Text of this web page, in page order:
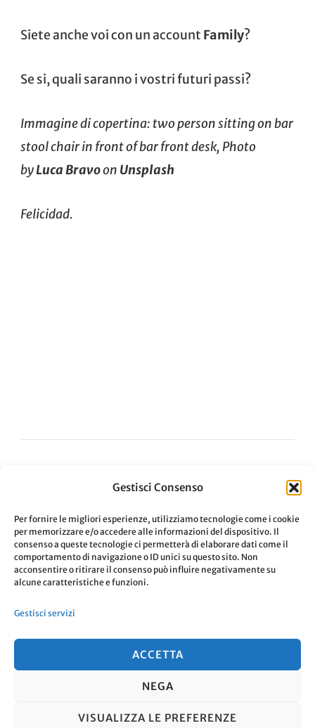
Gestisci Consenso
Per fornire le migliori esperienze, utilizziamo tecnologie come i cookie
per memorizzare e/o accedere alle informazioni del dispositivo. Il
consenso a queste tecnologie ci permetterà di elaborare dati come il
comportamento di navigazione o ID unici su questo sito. Non
acconsentire o ritirare il consenso può influire negativamente su
alcune caratteristiche e funzioni.
Gestisci servizi
ACCETTA
NEGA
VISUALIZZA LE PREFERENZE
Siete anche voi con un account Family?
Se si, quali saranno i vostri futuri passi?
Immagine di copertina: two person sitting on bar
stool chair in front of bar front desk, Photo
byLuca Bravoon Unsplash
Felicidad.
Navigazione
articoli
ARTICOLO PRECEDENTE
Privacy: le 5 app per un uso
quotidiano
ARTICOLO SUCCESSIVO
riservati.Travel Nomad | Sviluppato da